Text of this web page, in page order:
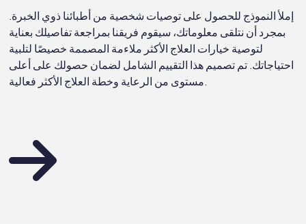
إملأ النموذج للحصول على توصيات شخصية من أطبائنا ذوي الخبرة.
بمجرد أن نتلقى معلوماتك، سيقوم فريقنا بمراجعة تفاصيلك بعناية
لتوصية خيارات العلاج الأكثر ملاءمة المصممة خصيصًا لتلبية
احتياجاتك. تم تصميم هذا التقييم الشامل لضمان حصولك على أعلى
مستوى من الرعاية وخطة العلاج الأكثر فعالية.